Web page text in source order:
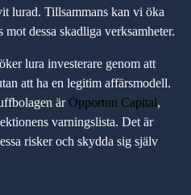
lurad. Tillsammans kan vi öka
dessa skadliga verksamheter.
lura investerare genom att
att ha en legitim affärsmodell.
är Opportun Capital,
varningslista. Det är
risker och skydda sig själv